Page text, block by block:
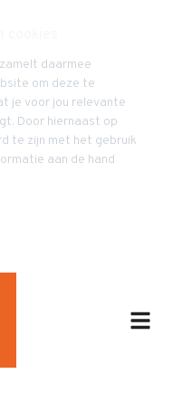
daarmee
om deze te
je voor jou relevante
Door hiernaast op
te zijn met het gebruik
aan de hand